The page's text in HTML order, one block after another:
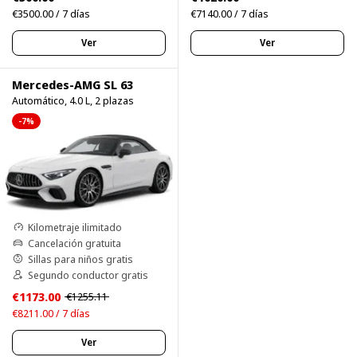
€3500.00 / 7 días
Ver
€7140.00 / 7 días
Ver
Mercedes-AMG SL 63
Automático, 4.0 L, 2 plazas
-7%
Kilometraje ilimitado
Cancelación gratuita
Sillas para niños gratis
Segundo conductor gratis
€1173.00 €1255.11
€8211.00 / 7 días
Ver